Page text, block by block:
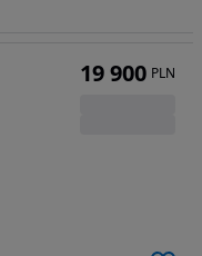
19 900 PLN